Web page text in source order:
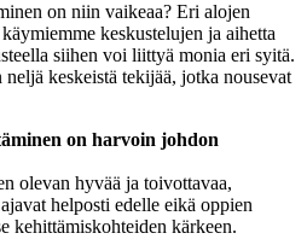
on niin vaikeaa? Eri alojen
keskustelujen ja aihetta
siihen voi liittyä monia eri syitä.
keskeistä tekijää, jotka nousevat
on harvoin johdon
olevan hyvää ja toivottavaa,
helposti edelle eikä oppien
kehittämiskohteiden kärkeen.